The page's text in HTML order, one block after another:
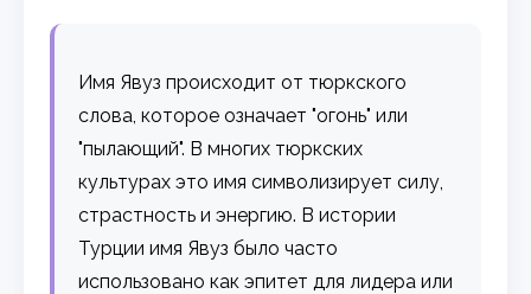
Имя Явуз происходит от тюркского
слова, которое означает "огонь" или
"пылающий". В многих тюркских
культурах это имя символизирует силу,
страстность и энергию. В истории
Турции имя Явуз было часто
использовано как эпитет для лидера или